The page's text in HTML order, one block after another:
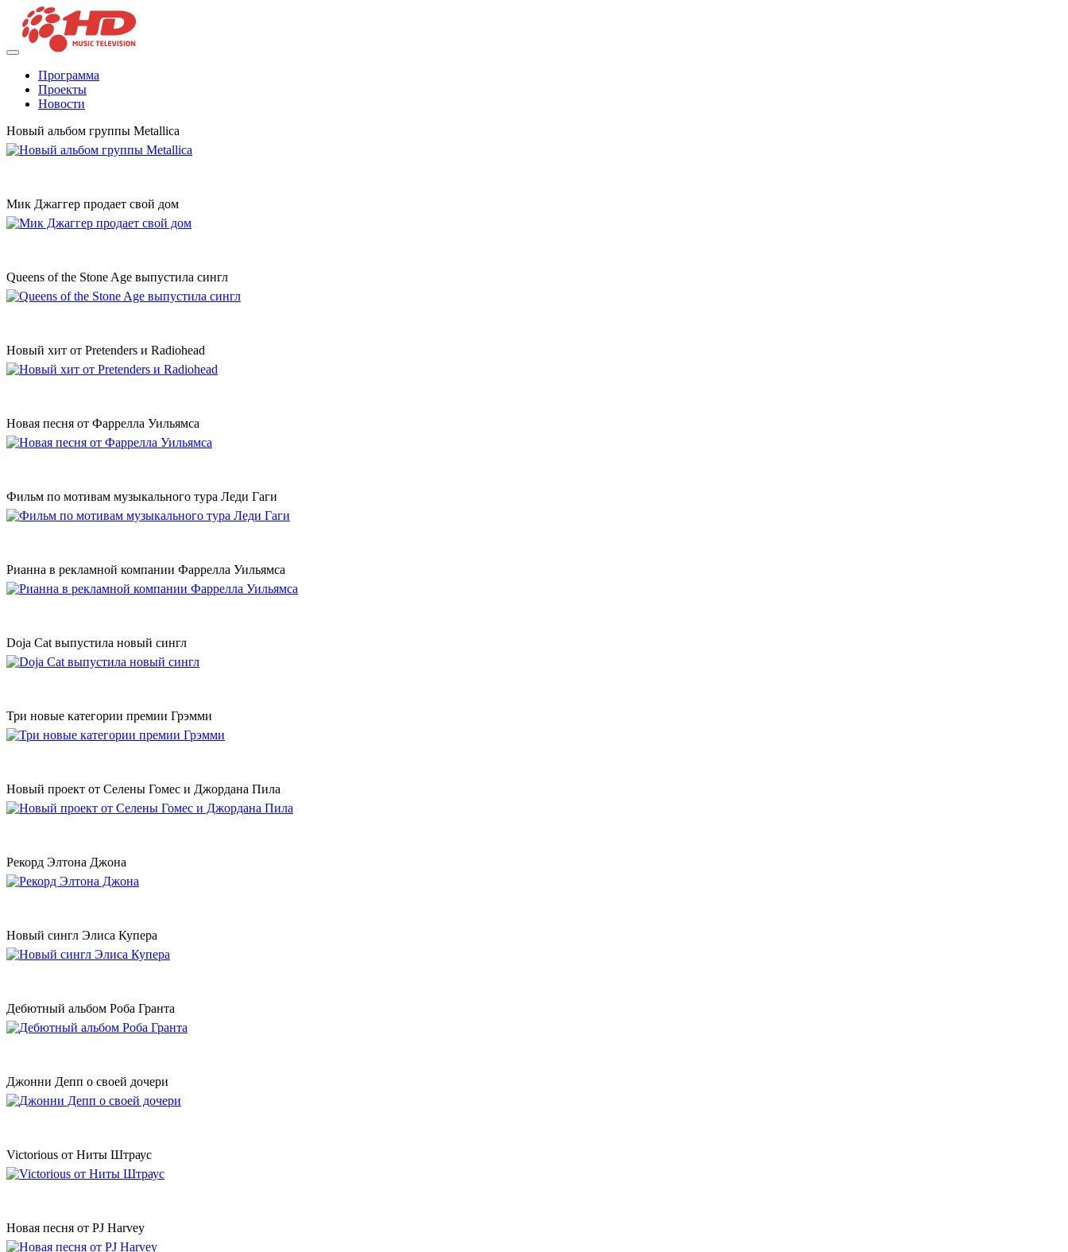
Программа
Проекты
Новости
Новый альбом группы Metallica
Мик Джаггер продает свой дом
Queens of the Stone Age выпустила сингл
Новый хит от Pretenders и Radiohead
Новая песня от Фаррелла Уильямса
Фильм по мотивам музыкального тура Леди Гаги
Рианна в рекламной компании Фаррелла Уильямса
Doja Cat выпустила новый сингл
Три новые категории премии Грэмми
Новый проект от Селены Гомес и Джордана Пила
Рекорд Элтона Джона
Новый сингл Элиса Купера
Дебютный альбом Роба Гранта
Джонни Депп о своей дочери
Victorious от Ниты Штраус
Новая песня от PJ Harvey